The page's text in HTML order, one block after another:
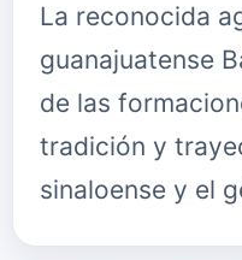
La reconocida
guanajuatense
de las
tradición y
sinaloense y el